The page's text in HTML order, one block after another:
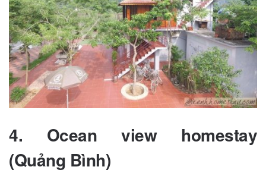
4. Ocean view homestay
(Quảng Bình)